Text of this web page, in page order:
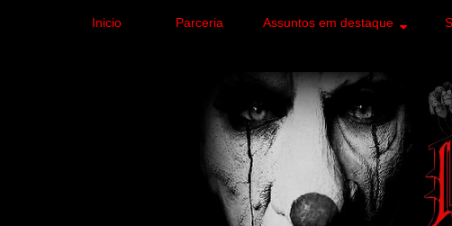
Inicio Parceria Assuntos em destaque